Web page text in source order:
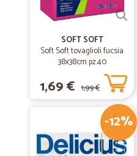
SOFT SOFT
Soft Soft tovaglioli fucsia
38x38cm pz.40
1,69 € 1,99 €
-12%